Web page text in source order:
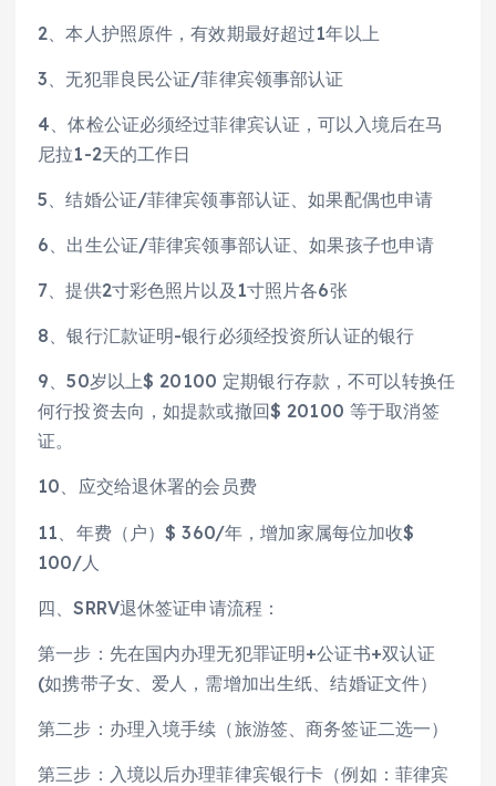
2、本人护照原件，有效期最好超过1年以上
3、无犯罪良民公证/菲律宾领事部认证
4、体检公证必须经过菲律宾认证，可以入境后在马
尼拉1-2天的工作日
5、结婚公证/菲律宾领事部认证、如果配偶也申请
6、出生公证/菲律宾领事部认证、如果孩子也申请
7、提供2寸彩色照片以及1寸照片各6张
8、银行汇款证明-银行必须经投资所认证的银行
9、50岁以上$ 20100 定期银行存款，不可以转换任
何行投资去向，如提款或撤回$ 20100 等于取消签
证。
10、应交给退休署的会员费
11、年费（户）$ 360/年，增加家属每位加收$
100/人
四、SRRV退休签证申请流程：
第一步：先在国内办理无犯罪证明+公证书+双认证
(如携带子女、爱人，需增加出生纸、结婚证文件）
第二步：办理入境手续（旅游签、商务签证二选一）
第三步：入境以后办理菲律宾银行卡（例如：菲律宾